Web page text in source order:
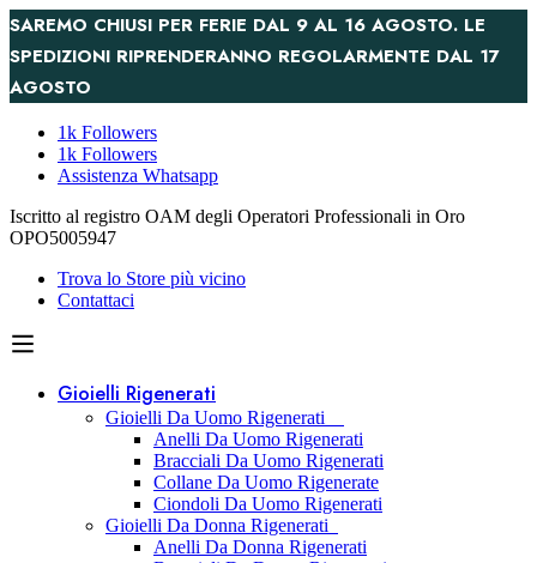
SAREMO CHIUSI PER FERIE DAL 9 AL 16 AGOSTO. LE
SPEDIZIONI RIPRENDERANNO REGOLARMENTE DAL 17
AGOSTO
1k Followers
1k Followers
Assistenza Whatsapp
Iscritto al registro OAM degli Operatori Professionali in Oro
OPO5005947
Trova lo Store più vicino
Contattaci
Gioielli Rigenerati
Gioielli Da Uomo Rigenerati
Anelli Da Uomo Rigenerati
Bracciali Da Uomo Rigenerati
Collane Da Uomo Rigenerate
Ciondoli Da Uomo Rigenerati
Gioielli Da Donna Rigenerati
Anelli Da Donna Rigenerati